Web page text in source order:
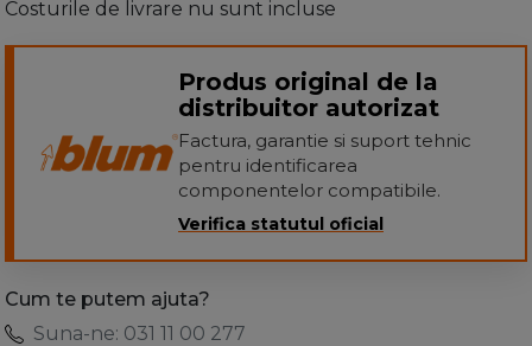
Costurile de livrare nu sunt incluse
Produs original de la
distribuitor autorizat
Factura, garantie si suport tehnic
pentru identificarea
componentelor compatibile.
Verifica statutul oficial
Cum te putem ajuta?
Suna-ne: 031 11 00 277